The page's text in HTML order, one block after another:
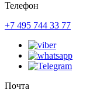
Телефон
+7 495 744 33 77
Почта